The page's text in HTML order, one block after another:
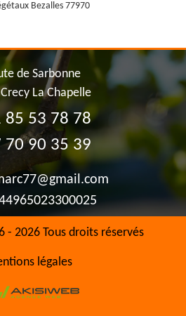
Bezalles 77970
de Sarbonne
La Chapelle
85 53 78 78
70 90 35 39
- 2026 Tous droits réservés
légales